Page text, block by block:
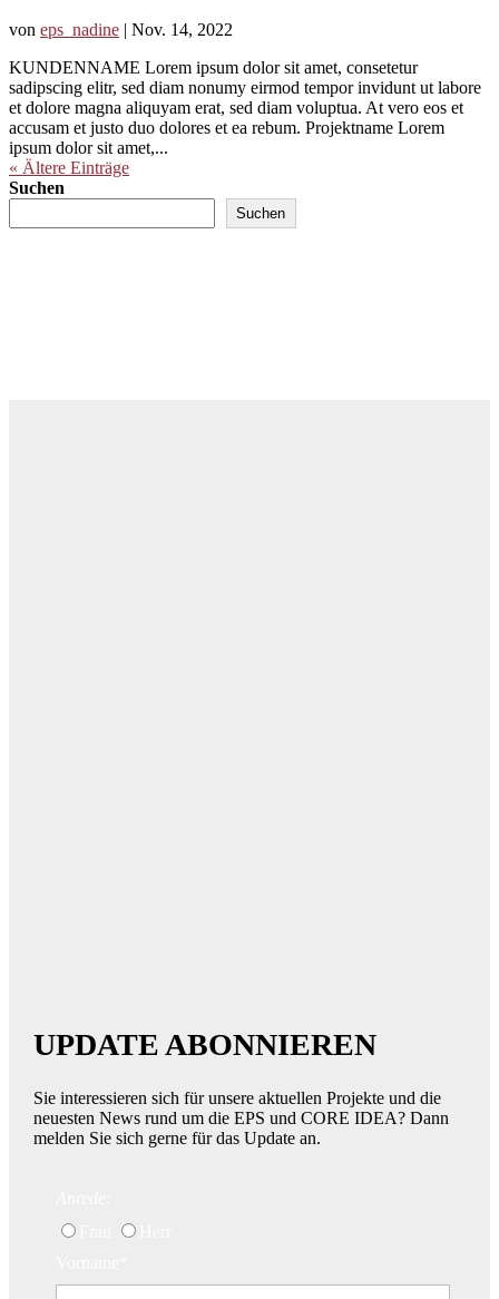
von eps_nadine | Nov. 14, 2022
KUNDENNAME Lorem ipsum dolor sit amet, consetetur
sadipscing elitr, sed diam nonumy eirmod tempor invidunt ut labore
et dolore magna aliquyam erat, sed diam voluptua. At vero eos et
accusam et justo duo dolores et ea rebum. Projektname Lorem
ipsum dolor sit amet,...
« Ältere Einträge
Suchen
Suchen
UPDATE ABONNIEREN
Sie interessieren sich für unsere aktuellen Projekte und die
neuesten News rund um die EPS und CORE IDEA? Dann
melden Sie sich gerne für das Update an.